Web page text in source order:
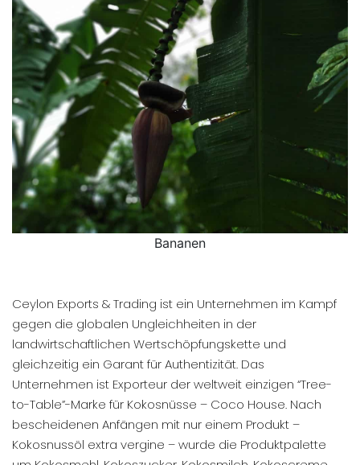
Bananen
Ceylon Exports & Trading ist ein Unternehmen im Kampf
gegen die globalen Ungleichheiten in der
landwirtschaftlichen Wertschöpfungskette und
gleichzeitig ein Garant für Authentizität. Das
Unternehmen ist Exporteur der weltweit einzigen “Tree-
to-Table”-Marke für Kokosnüsse – Coco House. Nach
bescheidenen Anfängen mit nur einem Produkt –
Kokosnussöl extra vergine – wurde die Produktpalette